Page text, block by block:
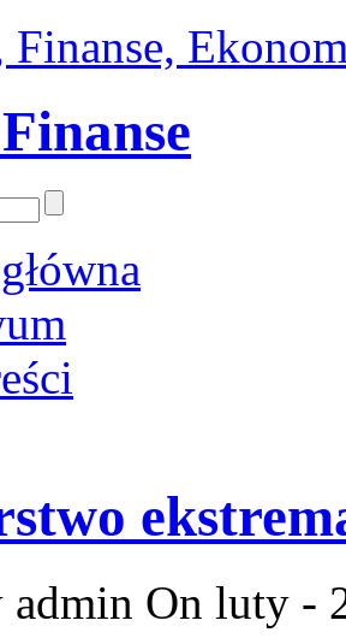
Finanse,
admin On luty -